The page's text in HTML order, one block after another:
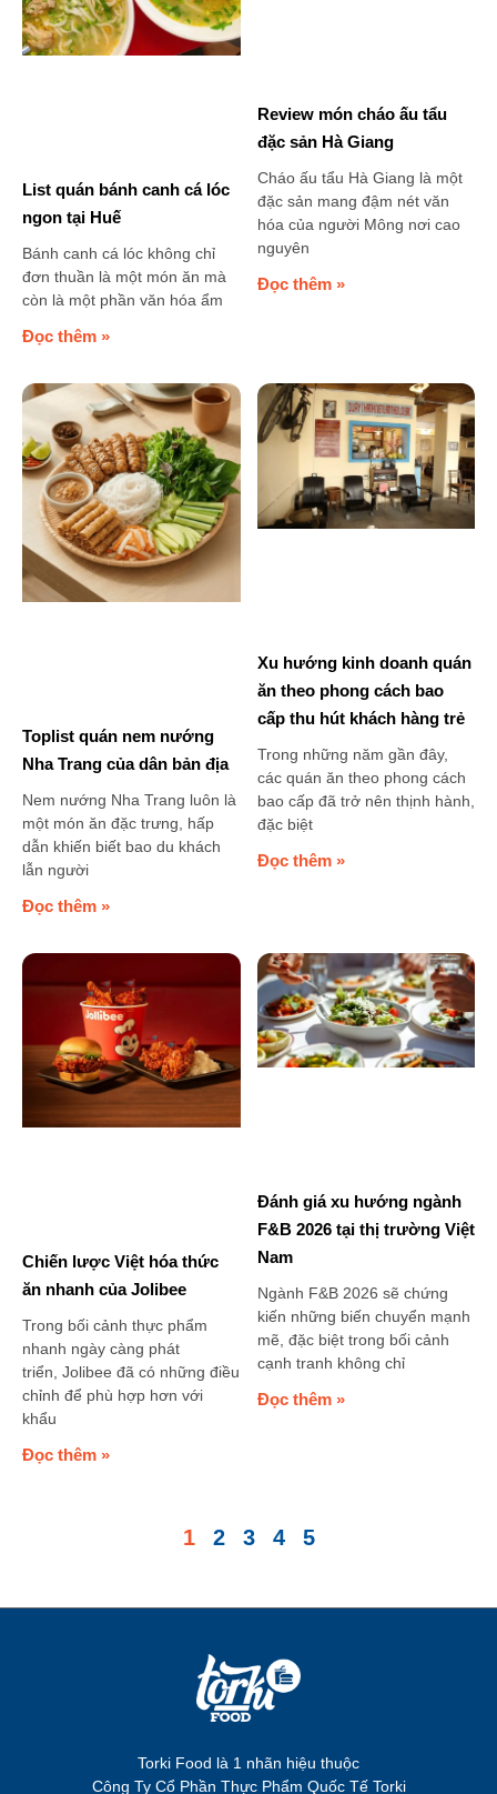
List quán bánh canh cá lóc
ngon tại Huế
Bánh canh cá lóc không chỉ
đơn thuần là một món ăn mà
còn là một phần văn hóa ẩm
Đọc thêm »
Review món cháo ấu tẩu
đặc sản Hà Giang
Cháo ấu tẩu Hà Giang là một
đặc sản mang đậm nét văn
hóa của người Mông nơi cao
nguyên
Đọc thêm »
Toplist quán nem nướng
Nha Trang của dân bản địa
Nem nướng Nha Trang luôn là
một món ăn đặc trưng, hấp
dẫn khiến biết bao du khách
lẫn người
Đọc thêm »
Xu hướng kinh doanh quán
ăn theo phong cách bao
cấp thu hút khách hàng trẻ
Trong những năm gần đây,
các quán ăn theo phong cách
bao cấp đã trở nên thịnh hành,
đặc biệt
Đọc thêm »
Chiến lược Việt hóa thức
ăn nhanh của Jolibee
Trong bối cảnh thực phẩm
nhanh ngày càng phát
triển, Jolibee đã có những điều
chỉnh để phù hợp hơn với
khẩu
Đọc thêm »
Đánh giá xu hướng ngành
F&B 2026 tại thị trường Việt
Nam
Ngành F&B 2026 sẽ chứng
kiến những biến chuyển mạnh
mẽ, đặc biệt trong bối cảnh
cạnh tranh không chỉ
Đọc thêm »
1 2 3 4 5
Torki Food là 1 nhãn hiệu thuộc
Công Ty Cổ Phần Thực Phẩm Quốc Tế Torki